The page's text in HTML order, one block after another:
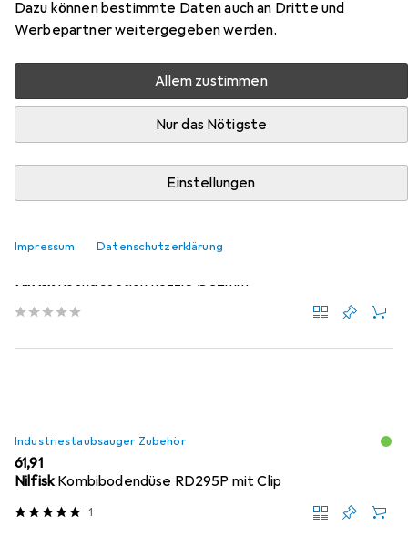
Dazu können bestimmte Daten auch an Dritte und
Werbepartner weitergegeben werden.
Allem zustimmen
Nur das Nötigste
Einstellungen
Impressum Datenschutzerklärung
Hepa EU
GD10 Back Hepa EU aus der Kategorie
Industriestaubsauger Zubehör.
Industriestaubsauger Zubehör
NilfiskRound suction nozzle Ø32mm
Industriestaubsauger Zubehör
EUR
61,91
NilfiskKombibodendüse RD295P mit Clip
1